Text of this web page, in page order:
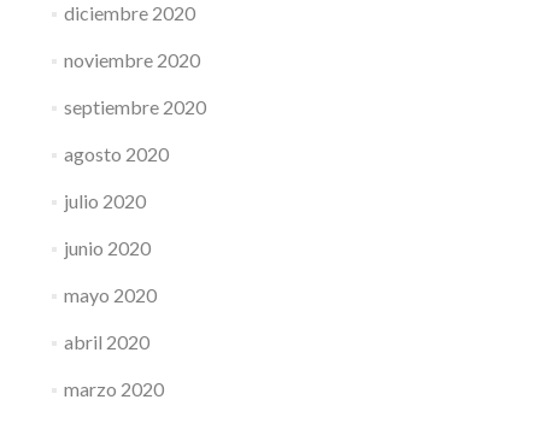
diciembre 2020
noviembre 2020
septiembre 2020
agosto 2020
julio 2020
junio 2020
mayo 2020
abril 2020
marzo 2020